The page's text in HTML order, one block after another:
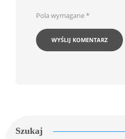
Pola wymagane*
Szukaj